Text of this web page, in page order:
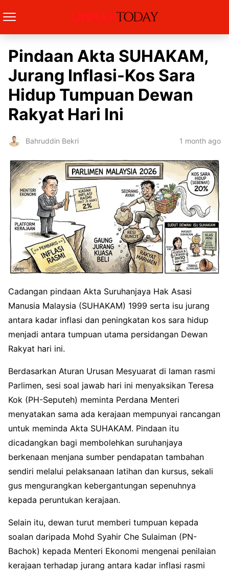
Pindaan Akta SUHAKAM,
Jurang Inflasi-Kos Sara
Hidup Tumpuan Dewan
Rakyat Hari Ini
Bahruddin Bekri 1 month ago
Cadangan pindaan Akta Suruhanjaya Hak Asasi
Manusia Malaysia (SUHAKAM) 1999 serta isu jurang
antara kadar inflasi dan peningkatan kos sara hidup
menjadi antara tumpuan utama persidangan Dewan
Rakyat hari ini.
Berdasarkan Aturan Urusan Mesyuarat di laman rasmi
Parlimen, sesi soal jawab hari ini menyaksikan Teresa
Kok (PH-Seputeh) meminta Perdana Menteri
menyatakan sama ada kerajaan mempunyai rancangan
untuk meminda Akta SUHAKAM. Pindaan itu
dicadangkan bagi membolehkan suruhanjaya
berkenaan menjana sumber pendapatan tambahan
sendiri melalui pelaksanaan latihan dan kursus, sekali
gus mengurangkan kebergantungan sepenuhnya
kepada peruntukan kerajaan.
Selain itu, dewan turut memberi tumpuan kepada
soalan daripada Mohd Syahir Che Sulaiman (PN-
Bachok) kepada Menteri Ekonomi mengenai penilaian
kerajaan terhadap jurang antara kadar inflasi rasmi